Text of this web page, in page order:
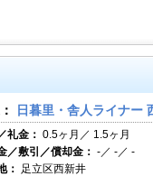
日暮里・舎人ライナー
礼金： 0.5ヶ月／ 1.5ヶ月
／敷引／償却金： -／ -／ -
： 足立区西新井